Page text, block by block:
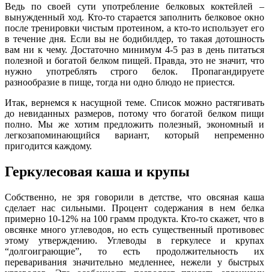
Ведь по своей сути употребление белковых коктейлей –
вынужденный ход. Кто-то старается заполнить белковое окно
после тренировки чистым протеином, а кто-то использует его
в течение дня. Если вы не бодибилдер, то такая дотошность
вам ни к чему. Достаточно минимум 4-5 раз в день питаться
полезной и богатой белком пищей. Правда, это не значит, что
нужно употреблять строго белок. Пропагандируете
разнообразие в пище, тогда ни одно блюдо не приестся.
Итак, вернемся к насущной теме. Список можно растягивать
до невиданных размеров, потому что богатой белком пищи
полно. Мы же хотим предложить полезный, экономный и
легкозапоминающийся вариант, который непременно
пригодится каждому.
Геркулесовая каша и крупы
Собственно, не зря говорили в детстве, что овсяная каша
сделает нас сильными. Процент содержания в нем белка
примерно 10-12% на 100 грамм продукта. Кто-то скажет, что в
овсянке много углеводов, но есть существенный противовес
этому утверждению. Углеводы в геркулесе и крупах
“долгоиграющие”, то есть продолжительность их
переваривания значительно медленнее, нежели у быстрых